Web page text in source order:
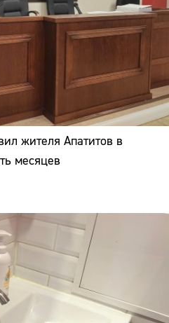
жителя Апатитов в
месяцев